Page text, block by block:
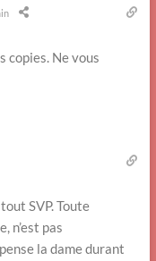
copies. Ne vous
SVP. Toute
n’est pas
la dame durant